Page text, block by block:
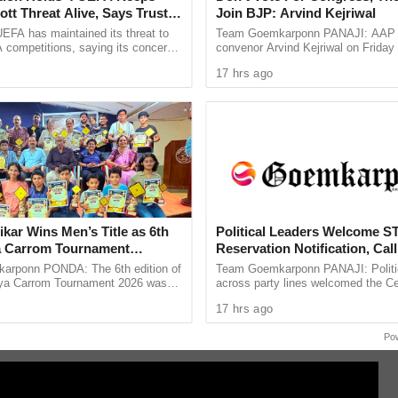
दिवाडी तसेच जुन्या गोव्यातील लोकांच्या गरजा
सांगितले होते.त्यावेळी स्थानिकांच्या आरोग्यास प्राधान्य
आरोग्यमंत्र्यांनी दिले होते. गरज पडल्यास रायबंदर येथील
असे ते म्हणाले.परंतु हे आश्चर्यकारक आहे की, मुख्यमंत्र्यांनी आता
केली आहे.
सुरू होण्यास लागणारा विलंब हा केवळ आयुषमंत्री श्रीपाद
रुपये प्रति चौरस मीटर दराने देणे हे स्थानिक लोकांच्या इच्छा
करावा असे आवाहन त्यांनी केले.
परिसरातील लोकांच्या वैद्यकीय गरजांकडे इतके दुर्लक्ष कसे करु
केंद्र सुरू करण्याची इच्छा ते कशी बाळगू शकतात, याबद्दल त्यांनी
Threat Alive, Says Trust in
Losthas maintained its threat to
competitions, saying its concerns
...
Wins Men’s Title as 6th
Carrom Tournament
in PondaPONDA: The 6th edition of
Carrom Tournament 2026 was
than 85 ...
Join BJP: Arvind Kejriwal
Team Goemkarponn PANAJI: AAP
convenor Arvind Kejriwal on Friday
Congress in the upcoming
17 hrs ago
Political Leaders Welcome
Reservation Notification,
Milestone For Goa’s Tribal
Team Goemkarponn PANAJI:
across party lines welcomed the
Representation of ...
17 hrs ago